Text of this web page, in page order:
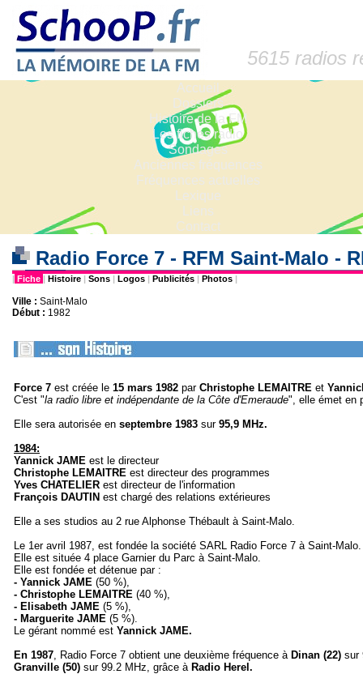
5615 radios
Accueil
Dossiers
Histoire de la FM
Les fiches radio
Sondages
Anciennes fréquences
Fréquences actuelles
Lexique
Liens
Contact
Radio Force 7 - RFM Saint-Malo -
| Fiche | Histoire | Sons | Logos | Publicités | Photos |
Ville : Saint-Malo
Début : 1982
Force 7 est créée le 15 mars 1982 par Christophe LEMAITRE et
C'est "la radio libre et indépendante de la Côte d'Emeraude", elle émet en
Elle sera autorisée en septembre 1983 sur95,9 MHz.
1984:
Yannick JAME est le directeur
Christophe LEMAITRE est directeur des programmes
Yves CHATELIER est directeur de l'information
François DAUTIN est chargé des relations extérieures
Elle a ses studios au 2 rue Alphonse Thébault à Saint-Malo.
Le 1er avril 1987, est fondée la société SARL Radio Force 7 à Saint-Malo.
Elle est située 4 place Garnier du Parc à Saint-Malo.
Elle est fondée et détenue par :
- Yannick JAME (50 %),
- Christophe LEMAITRE (40 %),
- Elisabeth JAME (5 %),
- Marguerite JAME (5 %).
Le gérant nommé est Yannick JAME.
En 1987, Radio Force 7 obtient une deuxième fréquence àDinan (22) sur
Granville (50) sur 99.2 MHz, grâce à Radio Herel.